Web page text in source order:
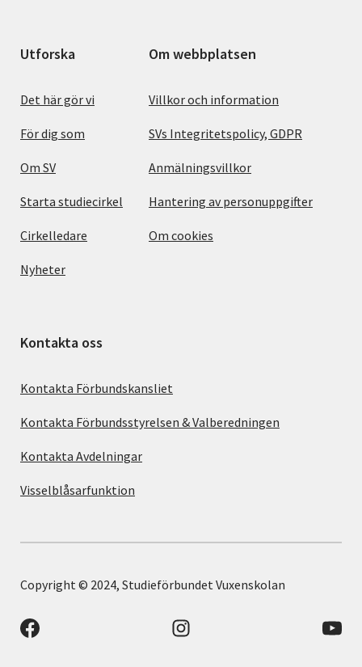
Utforska
Det här gör vi
För dig som
Om SV
Starta studiecirkel
Cirkelledare
Nyheter
Om webbplatsen
Villkor och information
SVs Integritetspolicy, GDPR
Anmälningsvillkor
Hantering av personuppgifter
Om cookies
Kontakta oss
Kontakta Förbundskansliet
Kontakta Förbundsstyrelsen & Valberedningen
Kontakta Avdelningar
Visselblåsarfunktion
Copyright © 2024, Studieförbundet Vuxenskolan